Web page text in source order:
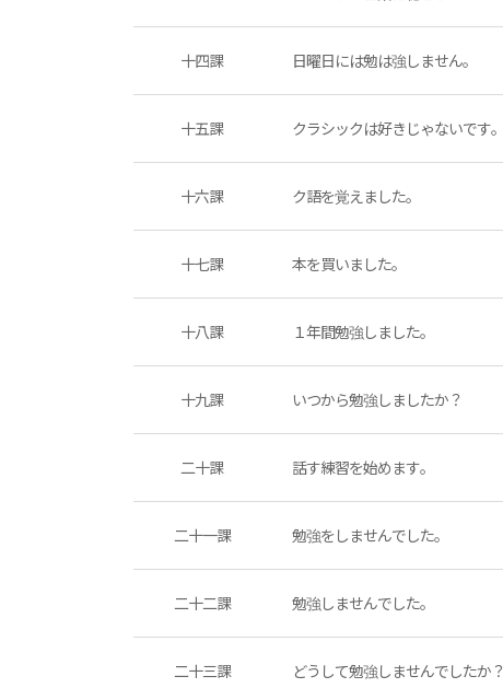
十四課 日曜日には勉は強しません。
十五課 クラシックは好きじゃないです。
十六課 ク語を覚えました。
十七課 本を買いました。
十八課 １年間勉強しました。
十九課 いつから勉強しましたか？
二十課 話す練習を始めます。
二十一課 勉強をしませんでした。
二十二課 勉強しませんでした。
二十三課 どうして勉強しませんでしたか？